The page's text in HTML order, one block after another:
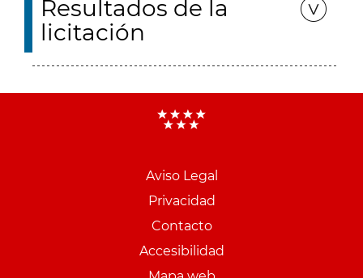
Resultados de la
licitación
Aviso Legal
Privacidad
Contacto
Accesibilidad